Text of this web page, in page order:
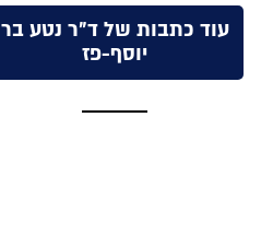
עוד כתבות של ד״ר נטע בר
יוסף-פז